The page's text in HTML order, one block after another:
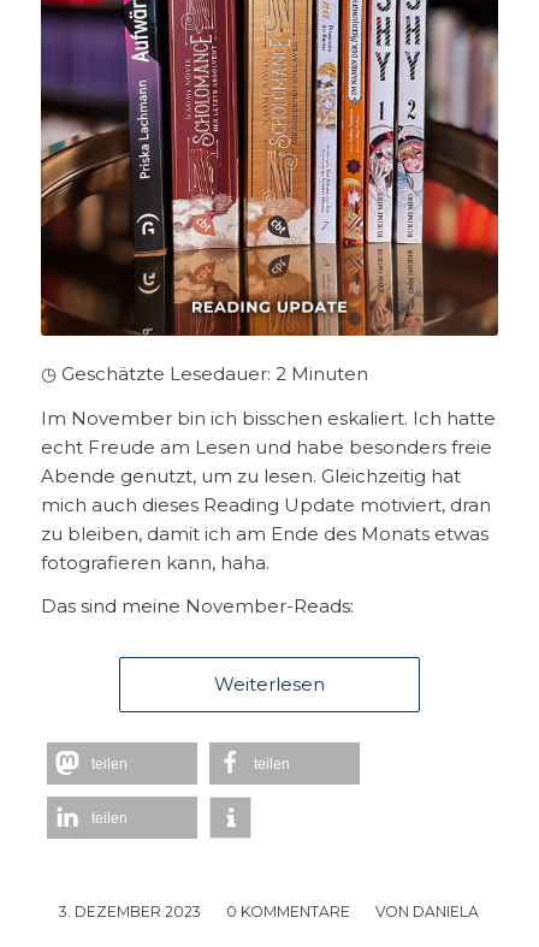
◷ Geschätzte Lesedauer: 2 Minuten
Im November bin ich bisschen eskaliert. Ich hatte
echt Freude am Lesen und habe besonders freie
Abende genutzt, um zu lesen. Gleichzeitig hat
mich auch dieses Reading Update motiviert, dran
zu bleiben, damit ich am Ende des Monats etwas
fotografieren kann, haha.
Das sind meine November-Reads:
Weiterlesen
teilen teilen
teilen
3. DEZEMBER 2023
/ 0 KOMMENTARE
/ VON DANIELA